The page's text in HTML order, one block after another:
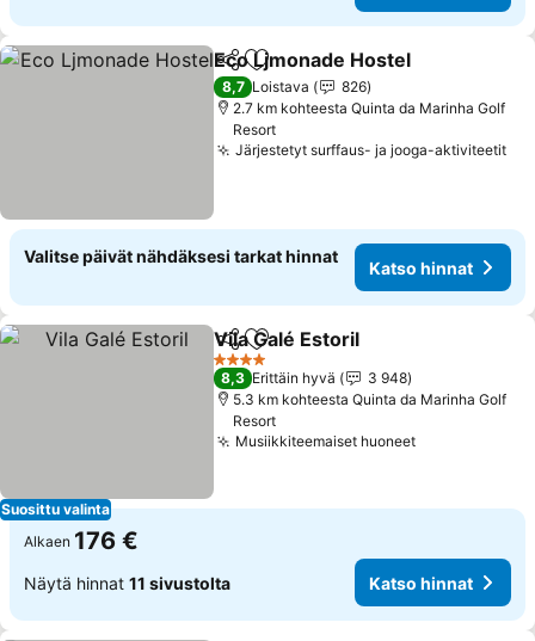
Jaa Lisää suosikkeihin
Eco Ljmonade Hostel
8,7 Loistava
826
2.7 km kohteesta Quinta da Marinha Golf
Resort
Järjestetyt surffaus- ja jooga-aktiviteetit
Valitse päivät nähdäksesi tarkat hinnat
Katso hinnat
Suosittu valinta
Jaa Lisää suosikkeihin
Vila Galé Estoril
4 Tähtiluokitus
8,3 Erittäin hyvä
3 948
5.3 km kohteesta Quinta da Marinha Golf
Resort
Musiikkiteemaiset huoneetKatso hinnat
Alkaen 176 €
Näytä hinnat 11 sivustolta Katso hinnat